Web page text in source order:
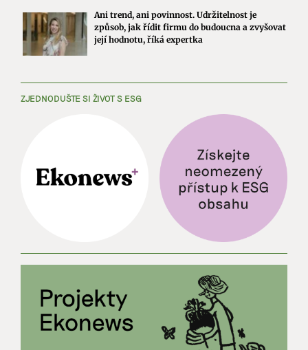
Ani trend, ani povinnost. Udržitelnost je
způsob, jak řídit firmu do budoucna a zvyšovat
její hodnotu, říká expertka
ZJEDNODUŠTE SI ŽIVOT S ESG